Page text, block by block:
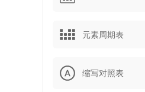
元素周期表
缩写对照表